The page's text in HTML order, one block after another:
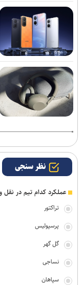
نظر سنجی
عملکرد کدام تیم در نقل و
تراکتور
پرسپولیس
گل گهر
نساجی
سپاهان